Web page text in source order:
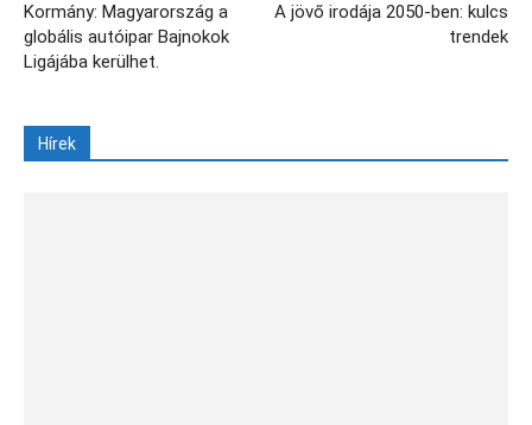
Kormány: Magyarország a
globális autóipar Bajnokok
Ligájába kerülhet.
A jövő irodája 2050-ben: kulcs
trendek
Hírek